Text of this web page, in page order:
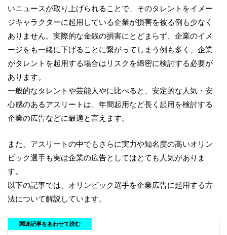
いニュースが取り上げられることで、そのタレントをイメー
ジキャラクターに起用している企業が損害を被る例も少なく
ありません。実際的な金銭の損害にとどまらず、企業のイメ
ージをも一緒に下げることに繋がってしまう例も多く、企業
がタレントを起用する場合はリスクを綿密に検討する必要が
あります。
一般的なタレントや芸能人やに比べると、安定的な人気・安
心感のあるアスリートは、年間起用など長く起用を検討する
企業の広告などに最適と言えます。
また、アスリートの中でもさらに実力や知名度の高いオリン
ピック選手も実は企業の広告としてはとても人気がありま
す。
以下の記事では、オリンピック選手を企業広告に起用する方
法について解説しています。
関連記事をあわせて読む